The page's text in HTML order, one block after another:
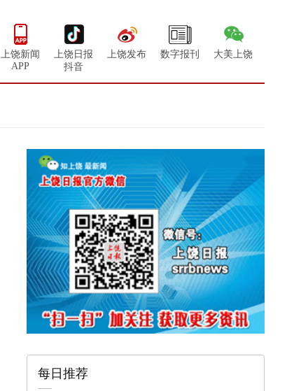
上饶新闻
APP
上饶日报
抖音
上饶发布 数字报刊 大美上饶
每日推荐